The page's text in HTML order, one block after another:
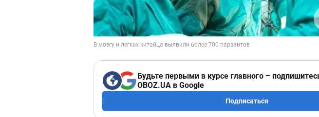
Будьте первыми в курсе главного –
OBOZ.UA в Google
Подписаться